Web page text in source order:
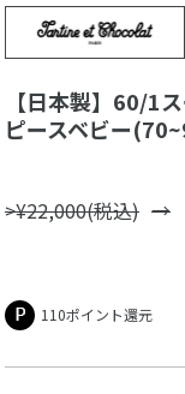
【日本製】60/1
ピースベビー
>¥22,000(税込)
110ポイント還元